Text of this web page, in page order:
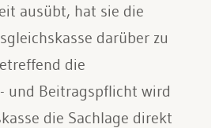
ausübt, hat sie die
darüber zu
die
und Beitragspflicht wird
die Sachlage direkt